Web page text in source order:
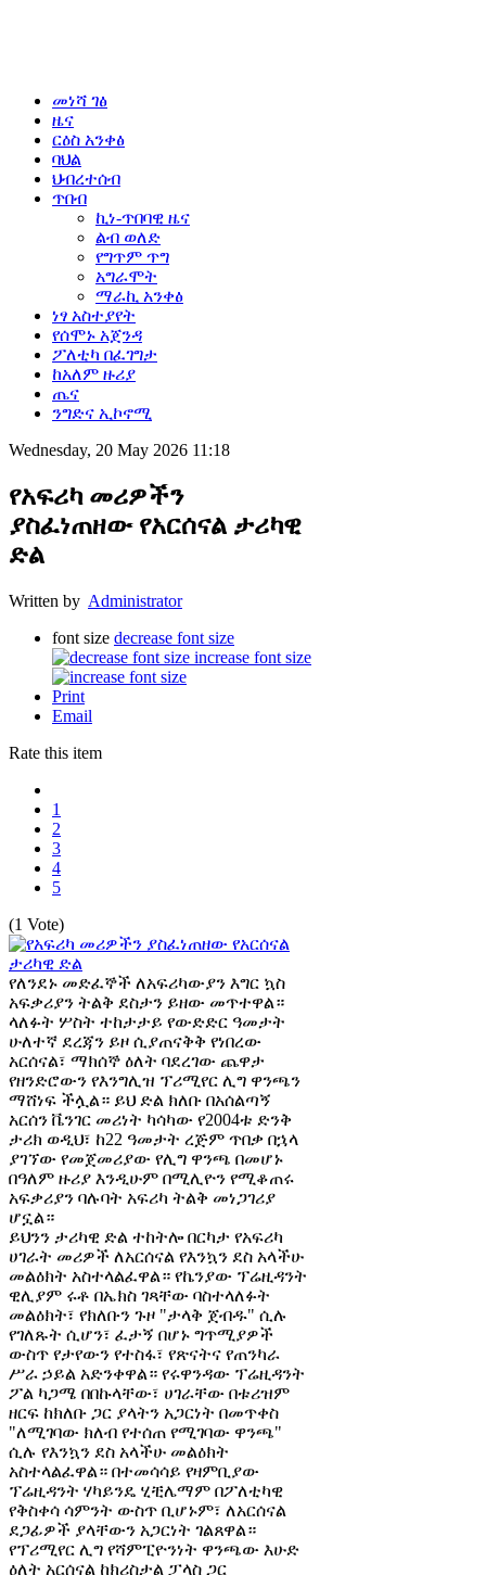
መነሻ ገፅ
ዜና
ርዕስ አንቀፅ
ባህል
ህብረተሰብ
ጥበብ
ኪነ-ጥበባዊ ዜና
ልብ ወለድ
የግጥም ጥግ
አግራሞት
ማራኪ አንቀፅ
ነፃ አስተያየት
የሰሞኑ አጀንዳ
ፖለቲካ በፈገግታ
ከአለም ዙሪያ
ጤና
ንግድና ኢኮኖሚ
Wednesday, 20 May 2026 11:18
የአፍሪካ መሪዎችን
ያስፈነጠዘው የአርሰናል ታሪካዊ
ድል
Written by Administrator
font size decrease font size
increase font size
Print
Email
Rate this item
1
2
3
4
5
(1 Vote)
የለንደኑ መድፈኞች ለአፍሪካውያን እግር ኳስ
አፍቃሪያን ትልቅ ደስታን ይዘው መጥተዋል።
ላለፉት ሦስት ተከታታይ የውድድር ዓመታት
ሁለተኛ ደረጃን ይዞ ሲያጠናቅቅ የነበረው
አርሰናል፣ ማክሰኞ ዕለት ባደረገው ጨዋታ
የዘንድሮውን የእንግሊዝ ፕሪሚየር ሊግ ዋንጫን
ማሸነፍ ችሏል። ይህ ድል ክለቡ በአሰልጣኝ
አርሰን ቬንገር መሪነት ካሳካው የ2004ቱ ድንቅ
ታሪክ ወዲህ፣ ከ22 ዓመታት ረጅም ጥበቃ በኋላ
ያገኘው የመጀመሪያው የሊግ ዋንጫ በመሆኑ
በዓለም ዙሪያ እንዲሁም በሚሊዮን የሚቆጠሩ
አፍቃሪያን ባሉባት አፍሪካ ትልቅ መነጋገሪያ
ሆኗል።
ይህንን ታሪካዊ ድል ተከትሎ በርካታ የአፍሪካ
ሀገራት መሪዎች ለአርሰናል የእንኳን ደስ አላችሁ
መልዕክት አስተላልፈዋል። የኬንያው ፕሬዚዳንት
ዊሊያም ሩቶ በኤክስ ገጻቸው ባስተላለፉት
መልዕክት፣ የክለቡን ጉዞ "ታላቅ ጀብዱ" ሲሉ
የገለጹት ሲሆን፣ ፈታኝ በሆኑ ግጥሚያዎች
ውስጥ የታየውን የተስፋ፣ የጽናትና የጠንካራ
ሥራ ኃይል አድንቀዋል። የሩዋንዳው ፕሬዚዳንት
ፖል ካጋሜ በበኩላቸው፣ ሀገራቸው በቱሪዝም
ዘርፍ ከክለቡ ጋር ያላትን አጋርነት በመጥቀስ
"ለሚገባው ክለብ የተሰጠ የሚገባው ዋንጫ"
ሲሉ የእንኳን ደስ አላችሁ መልዕክት
አስተላልፈዋል። በተመሳሳይ የዛምቢያው
ፕሬዚዳንት ሃካይንዴ ሂቺሌማም በፖለቲካዊ
የቅስቀሳ ሳምንት ውስጥ ቢሆኑም፣ ለአርሰናል
ደጋፊዎች ያላቸውን አጋርነት ገልጸዋል።
የፕሪሚየር ሊግ የሻምፒዮንነት ዋንጫው እሁድ
ዕለት አርሰናል ከክሪስታል ፓላስ ጋር